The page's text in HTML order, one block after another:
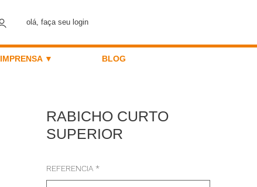
olá, faça seu login
IMPRENSA ▼ BLOG
RABICHO CURTO
SUPERIOR
REFERENCIA *